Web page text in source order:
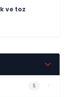
ve toz
5